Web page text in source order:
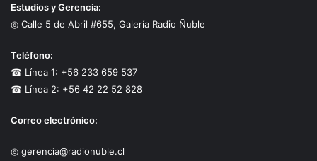
Estudios y Gerencia:
◎ Calle 5 de Abril #655, Galería Radio Ñuble
Teléfono:
☎ Línea 1: +56 233 659 537
☎ Línea 2: +56 42 22 52 828
Correo electrónico:
◎ gerencia@radionuble.cl